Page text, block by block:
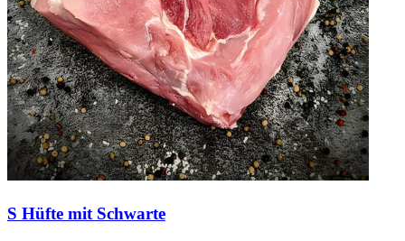
S Hüfte mit Schwarte